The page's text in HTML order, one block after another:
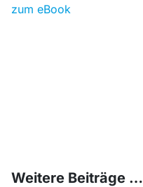
zum eBook
Weitere Beiträge …